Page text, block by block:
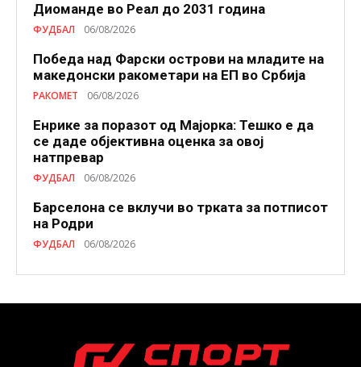
Диоманде во Реал до 2031 година
ФУДБАЛ 06/08/2026
Победа над Фарски острови на младите на
македонски ракометари на ЕП во Србија
РАКОМЕТ 06/08/2026
Енрике за поразот од Мајорка: Тешко е да
се даде објективна оценка за овој
натпревар
ФУДБАЛ 06/08/2026
Барселона се вклучи во трката за потписот
на Родри
ФУДБАЛ 06/08/2026